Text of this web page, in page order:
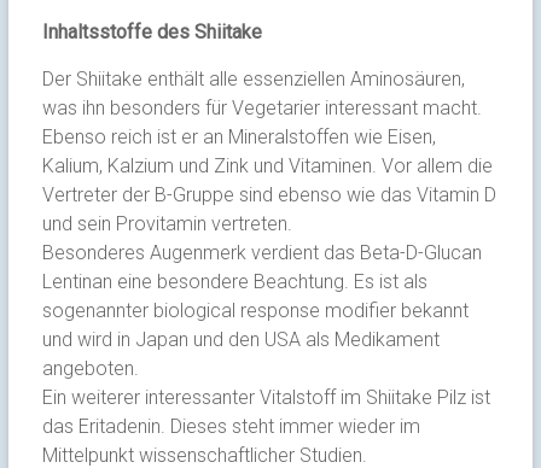
Inhaltsstoffe des Shiitake
Der Shiitake enthält alle essenziellen Aminosäuren,
was ihn besonders für Vegetarier interessant macht.
Ebenso reich ist er an Mineralstoffen wie Eisen,
Kalium, Kalzium und Zink und Vitaminen. Vor allem die
Vertreter der B-Gruppe sind ebenso wie das Vitamin D
und sein Provitamin vertreten.
Besonderes Augenmerk verdient das Beta-D-Glucan
Lentinan eine besondere Beachtung. Es ist als
sogenannter biological response modifier bekannt
und wird in Japan und den USA als Medikament
angeboten.
Ein weiterer interessanter Vitalstoff im Shiitake Pilz ist
das Eritadenin. Dieses steht immer wieder im
Mittelpunkt wissenschaftlicher Studien.